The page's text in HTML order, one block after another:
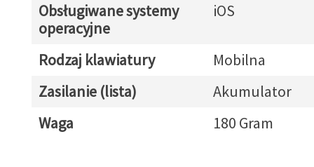
Obsługiwane systemy
operacyjne
iOS
Rodzaj klawiatury
Mobilna
Zasilanie (lista)
Akumulator
Waga
180 Gram